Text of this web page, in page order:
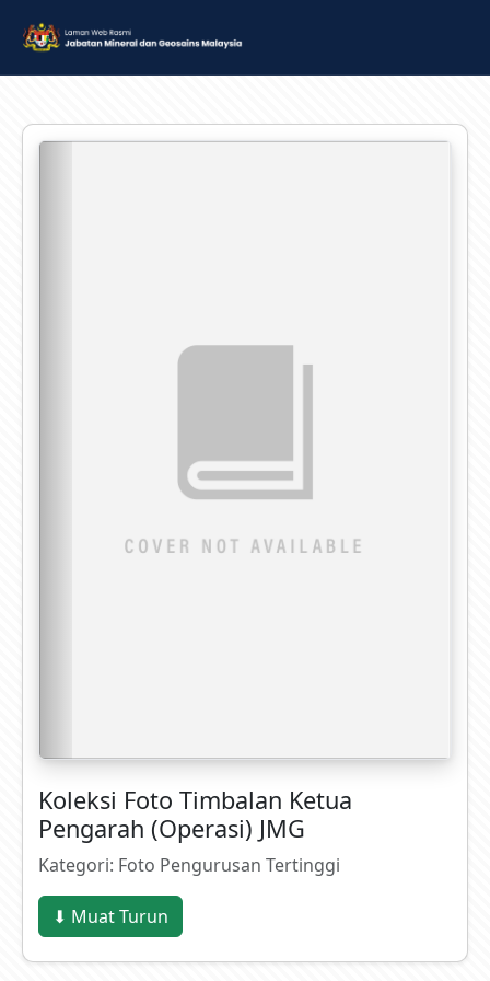
Koleksi Foto Timbalan Ketua
Pengarah (Operasi) JMG
Kategori: Foto Pengurusan Tertinggi
⬇ Muat Turun